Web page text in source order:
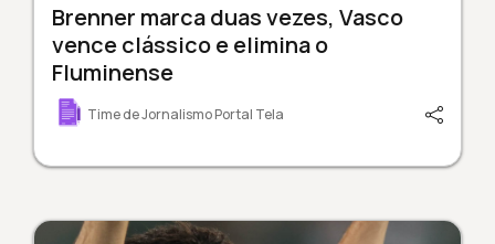
Brenner marca duas vezes, Vasco
vence clássico e elimina o
Fluminense
Time de Jornalismo Portal Tela